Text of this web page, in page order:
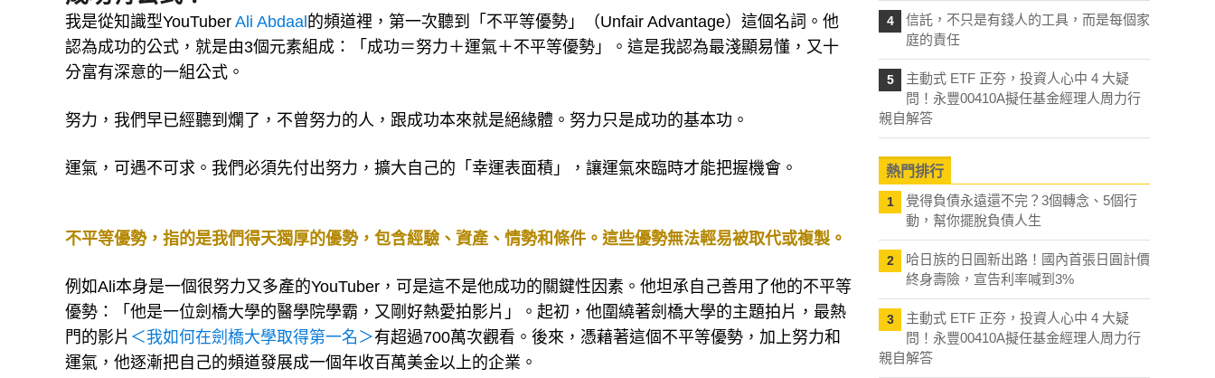
我是從知識型YouTuber Ali Abdaal 的頻道裡，第一次聽到「不平等優勢」（Unfair Advantage）這個名詞。他
認為成功的公式，就是由3個元素組成：「成功＝努力＋運氣＋不平等優勢」。這是我認為最淺顯易懂，又十
分富有深意的一組公式。
努力，我們早已經聽到爛了，不曾努力的人，跟成功本來就是絕緣體。努力只是成功的基本功。
運氣，可遇不可求。我們必須先付出努力，擴大自己的「幸運表面積」，讓運氣來臨時才能把握機會。
不平等優勢，指的是我們得天獨厚的優勢，包含經驗、資產、情勢和條件。這些優勢無法輕易被取代或複製。
例如Ali本身是一個很努力又多產的YouTuber，可是這不是他成功的關鍵性因素。他坦承自己善用了他的不平等
優勢：「他是一位劍橋大學的醫學院學霸，又剛好熱愛拍影片」。起初，他圍繞著劍橋大學的主題拍片，最熱
門的影片 ＜我如何在劍橋大學取得第一名＞有超過700萬次觀看。後來，憑藉著這個不平等優勢，加上努力和
運氣，他逐漸把自己的頻道發展成一個年收百萬美金以上的企業。
4
信託，不只是有錢人的工具，而是每個家
庭的責任
5
主動式 ETF 正夯，投資人心中 4 大疑
問！永豐00410A擬任基金經理人周力行
親自解答
熱門排行
1
覺得負債永遠還不完？3個轉念、5個行
動，幫你擺脫負債人生
2
哈日族的日圓新出路！國內首張日圓計價
終身壽險，宣告利率喊到3%
3
主動式 ETF 正夯，投資人心中 4 大疑
問！永豐00410A擬任基金經理人周力行
親自解答